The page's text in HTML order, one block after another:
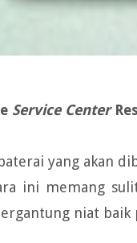
Service Center
yang akan
ini memang
niat